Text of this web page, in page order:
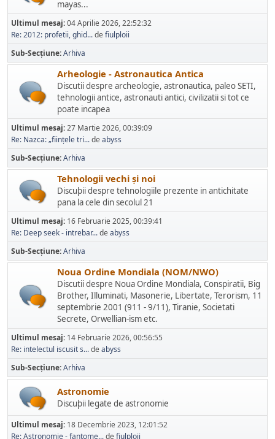
mayas...
Ultimul mesaj:04 Aprilie 2026, 22:52:32
Re: 2012: profetii, ghid...de fiulploii
Sub-Secțiune Arhiva
Arheologie - Astronautica Antica
Discutii despre archeologie, astronautica, paleo SETI,
tehnologii antice, astronauti antici, civilizatii si tot ce
poate incapea
Ultimul mesaj:27 Martie 2026, 00:39:09
Re: Nazca: „ființele tri...de abyss
Sub-Secțiune Arhiva
Tehnologii vechi și noi
Discuþii despre tehnologiile prezente in antichitate
pana la cele din secolul 21
Ultimul mesaj: 16 Februarie 2025, 00:39:41
Re: Deep seek - intrebar...de abyss
Sub-Secțiune Arhiva
Noua Ordine Mondiala (NOM/NWO)
Discutii despre Noua Ordine Mondiala, Conspiratii, Big
Brother, Illuminati, Masonerie, Libertate, Terorism, 11
septembrie 2001 (911 - 9/11), Tiranie, Societati
Secrete, Orwellian-ism etc.
Ultimul mesaj: 14 Februarie 2026, 00:56:55
Re: intelectul iscusit s...de abyss
Sub-Secțiune Arhiva
Astronomie
Discuþii legate de astronomie
Ultimul mesaj: 18 Decembrie 2023, 12:01:52
Re: Astronomie - fantome...de fiulploii